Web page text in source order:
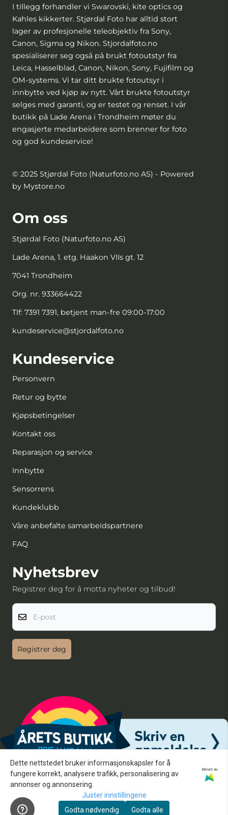
I tillegg forhandler vi Swarovski, kite optics og
Kahles kikkerter. Stjørdal Foto har alltid stort
lager av profesjonelle teleobjektiv fra Sony,
Canon, Sigma og Nikon. Stjordalfoto.no
spesialiserer seg også på brukt fotoutstyr fra
Leica, Hasselblad, Canon, Nikon, Sony, Fujifilm og
OM-systems. Vi tar ditt brukte fotoutsyr i
innbytte ved kjøp av nytt. Vårt brukte fotoutstyr
selges med garanti, og er testet og renset. I vår
butikk på Lade Arena i Trondheim møter du
engasjerte medarbeidere som brenner for foto
og god kundeservice!
© 2025 Stjørdal Foto (Naturfoto.no AS) - Powered
by Mystore.no
Om oss
Stjørdal Foto (Naturfoto.no AS)
Lade Arena, 1. etg. Haakon VIIs gt. 12
7041 Trondheim
Org. nr. 933664422
Tlf: 7391 7391, betjent man-fre 09:00-17:00
kundeservice@stjordalfoto.no
Kundeservice
Personvern
Retur og bytte
Kjøpsbetingelser
Kontakt oss
Reparasjon og service
Innbytte
Sensorrens
Kundeklubb
Våre anbefalte samarbeidspartnere
FAQ
Nyhetsbrev
Registrer deg for å motta nyheter og tilbud!
E-post
Registrer deg
Dette nettstedet bruker informasjonskapsler for å
fungere korrekt, analysere trafikk, personalisering av
annonser og annonsering.
Drevet av
Juster innstillingene
Godta nødvendig
Godta alle